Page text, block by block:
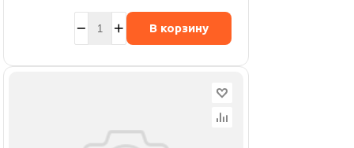
В корзину